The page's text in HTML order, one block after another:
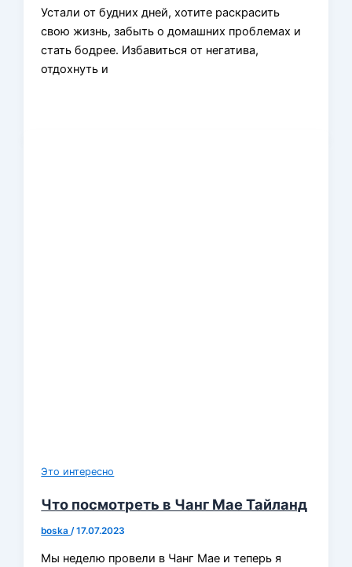
Устали от будних дней, хотите раскрасить
свою жизнь, забыть о домашних проблемах и
стать бодрее. Избавиться от негатива,
отдохнуть и
Это интересно
Что посмотреть в Чанг Мае Тайланд
boska /17.07.2023
Мы неделю провели в Чанг Мае и теперь я